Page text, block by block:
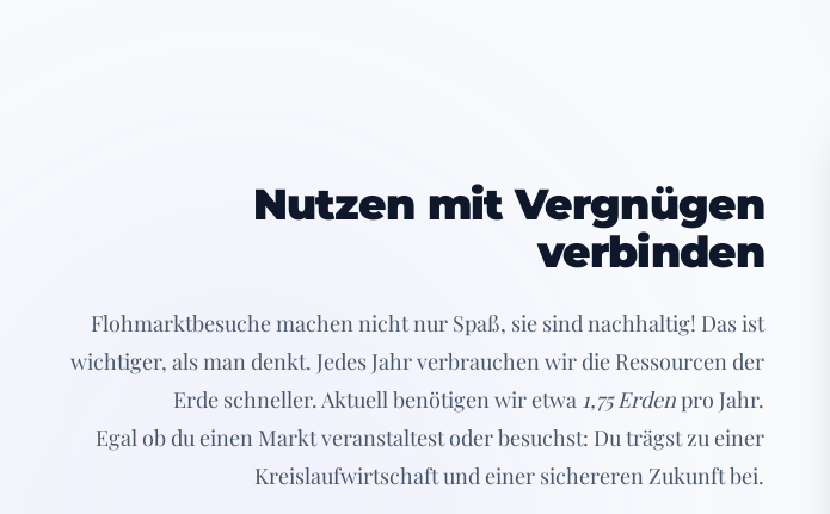
Nutzen mit Vergnügen
verbinden
Flohmarktbesuche machen nicht nur Spaß, sie sind nachhaltig! Das ist
wichtiger, als man denkt. Jedes Jahr verbrauchen wir die Ressourcen der
Erde schneller. Aktuell benötigen wir etwa 1,75 Erdenpro Jahr.
Egal ob du einen Markt veranstaltest oder besuchst: Du trägst zu einer
Kreislaufwirtschaft und einer sichereren Zukunft bei.